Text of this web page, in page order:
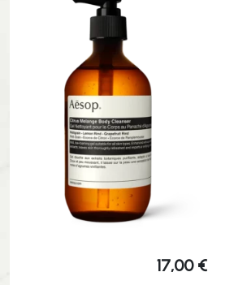
17,00 €